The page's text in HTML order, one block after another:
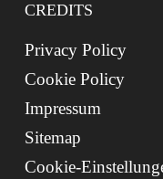
CREDITS
Privacy Policy
Cookie Policy
Impressum
Sitemap
Cookie-